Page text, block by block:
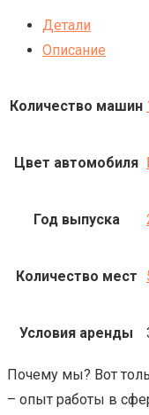
Детали
Описание
Количество машин
Цвет автомобиля
Год выпуска
Количество мест
Условия аренды
Почему мы? Вот
– опыт работы в